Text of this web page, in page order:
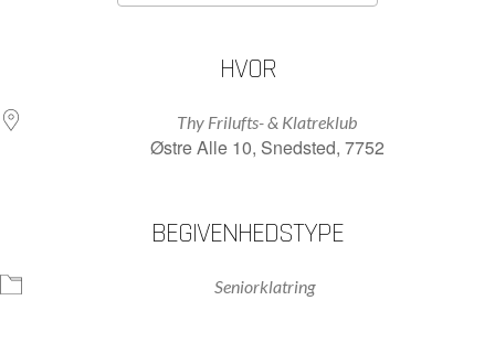
HVOR
Thy Frilufts- & Klatreklub
Østre Alle 10, Snedsted, 7752
BEGIVENHEDSTYPE
Seniorklatring